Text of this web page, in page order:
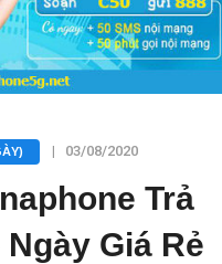
| 03/08/2020
Trả
Giá Rẻ